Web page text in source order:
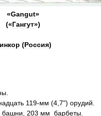
«Gangut»
(«Гангут»)
(Россия)
119-мм (4 7") орудий
башни 203 мм барбеты